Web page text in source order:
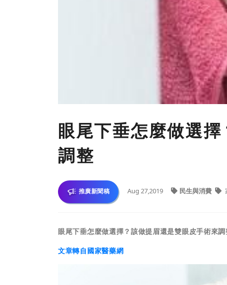
眼尾下垂怎麼做選
調整
推廣新聞稿 Aug 27,2019 民生與消費
眼尾下垂怎麼做選擇？該做提眉還是雙眼皮手術來調
文章轉自國家醫藥網